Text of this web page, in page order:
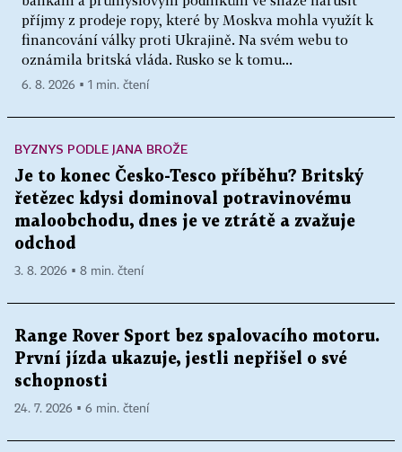
příjmy z prodeje ropy, které by Moskva mohla využít k
financování války proti Ukrajině. Na svém webu to
oznámila britská vláda. Rusko se k tomu...
6. 8. 2026 ▪ 1 min. čtení
BYZNYS PODLE JANA BROŽE
Je to konec Česko-Tesco příběhu? Britský
řetězec kdysi dominoval potravinovému
maloobchodu, dnes je ve ztrátě a zvažuje
odchod
3. 8. 2026 ▪ 8 min. čtení
Range Rover Sport bez spalovacího motoru.
První jízda ukazuje, jestli nepřišel o své
schopnosti
24. 7. 2026 ▪ 6 min. čtení